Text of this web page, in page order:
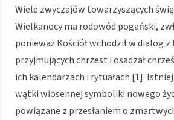
Wiele zwyczajów towarzyszących
Wielkanocy ma rodowód pogański,
ponieważ Kościół wchodził w dialog
przyjmujących chrzest i osadzał
ich kalendarzach i rytuałach [1].
wątki wiosennej symboliki nowego
powiązane z przesłaniem o